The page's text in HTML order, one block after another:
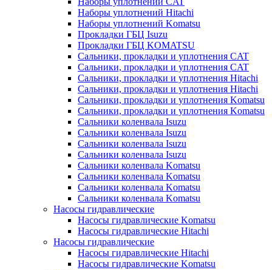
Наборы уплотнений Hitachi
Наборы уплотнений Komatsu
Прокладки ГБЦ Isuzu
Прокладки ГБЦ KOMATSU
Сальники, прокладки и уплотнения CAT
Сальники, прокладки и уплотнения CAT
Сальники, прокладки и уплотнения Hitachi
Сальники, прокладки и уплотнения Hitachi
Сальники, прокладки и уплотнения Komatsu
Сальники, прокладки и уплотнения Komatsu
Сальники коленвала Isuzu
Сальники коленвала Isuzu
Сальники коленвала Isuzu
Сальники коленвала Isuzu
Сальники коленвала Komatsu
Сальники коленвала Komatsu
Сальники коленвала Komatsu
Сальники коленвала Komatsu
Насосы гидравлические
Насосы гидравлические Komatsu
Насосы гидравлические Hitachi
Насосы гидравлические
Насосы гидравлические Hitachi
Насосы гидравлические Komatsu